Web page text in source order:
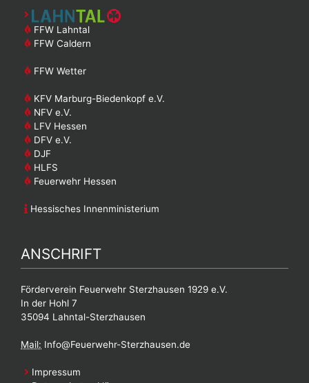
FFW Lahntal
FFW Caldern
FFW Wetter
KFV Marburg-Biedenkopf e.V.
NFV e.V.
LFV Hessen
DFV e.V.
DJF
HLFS
Feuerwehr Hessen
Hessisches Innenministerium
ANSCHRIFT
Förderverein Feuerwehr Sterzhausen 1929 e.V.
In der Hohl 7
35094 Lahntal-Sterzhausen
Mail: Info@Feuerwehr-Sterzhausen.de
Impressum